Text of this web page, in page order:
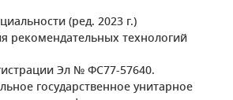
(ред. 2023 г.)
рекомендательных технологий
Эл № ФС77-57640.
государственное унитарное